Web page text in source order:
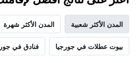
المدن الأكثر شعبية المدن الأكثر شهرة
بيوت عطلات في جورجيا فنادق في